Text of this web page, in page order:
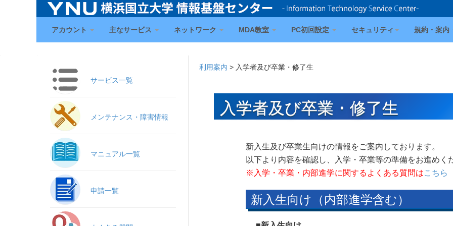
アカウント 主なサービス ネットワーク MDA教室 PC初回設定 セキュリティ 規約・案内
サービス一覧
メンテナンス・障害情報
マニュアル一覧
申請一覧
利用案内 > 入学者及び卒業・修了生
入学者及び卒業・修了生
新入生及び卒業生向けの情報をご案内しております。
以下より内容を確認し、入学・卒業等の準備をお進めく
※入学・卒業・内部進学に関するよくある質問はこちら
新入生向け（内部進学含む）